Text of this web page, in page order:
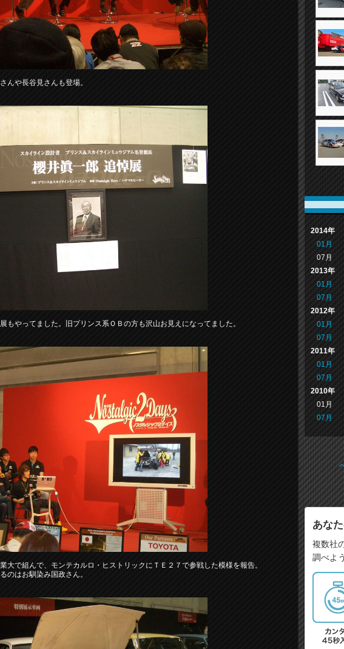
んや長谷見さんも登場。
もやってました。旧プリンス系ＯＢの方も沢山お見えになってました。
大で組んで、モンテカルロ・ヒストリックにＴＥ２７で参戦した模様を報告。
のはお馴染み国政さん。
2014年
01月
07月
2013年
01月
07月
2012年
01月
07月
2011年
01月
07月
2010年
01月
07月
あな
複数社
調べよ